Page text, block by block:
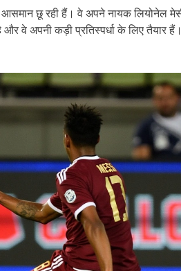
छू रही हैं। वे अपने नायक लियोनेल
और वे अपनी कड़ी प्रतिस्पर्धा के लिए